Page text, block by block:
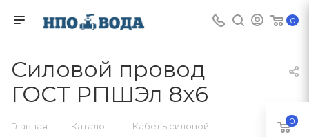
0
Силовой провод
ГОСТ РПШЭл 8х6
Главная — Каталог — Кабель силовой — 0